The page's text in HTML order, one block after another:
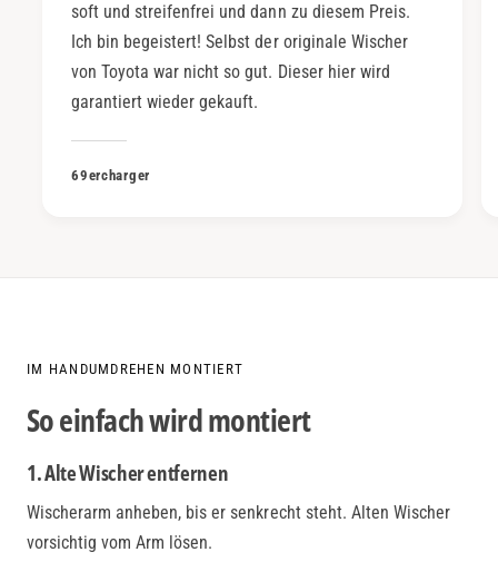
soft und streifenfrei und dann zu diesem Preis.
Ich bin begeistert! Selbst der originale Wischer
von Toyota war nicht so gut. Dieser hier wird
garantiert wieder gekauft.
69ercharger
IM HANDUMDREHEN MONTIERT
So einfach wird montiert
1. Alte Wischer entfernen
Wischerarm anheben, bis er senkrecht steht. Alten Wischer
vorsichtig vom Arm lösen.